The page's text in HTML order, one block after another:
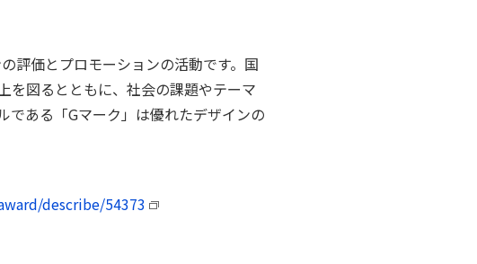
評価とプロモーションの活動です。国
を図るとともに、社会の課題やテーマ
である「Gマーク」は優れたデザインの
describe/54373